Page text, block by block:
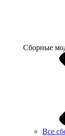
Сборные
Все